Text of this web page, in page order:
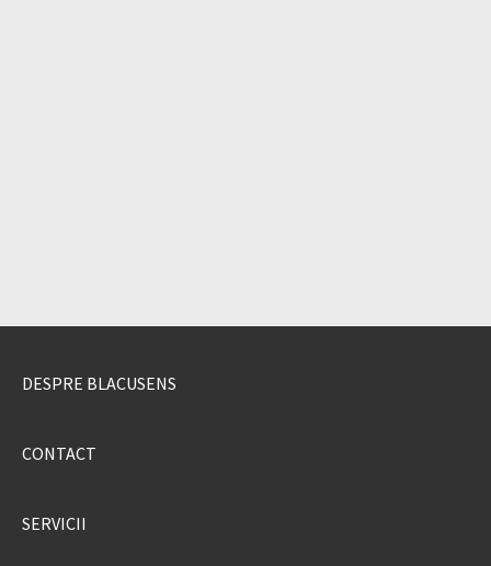
DESPRE BLACUSENS
CONTACT
SERVICII